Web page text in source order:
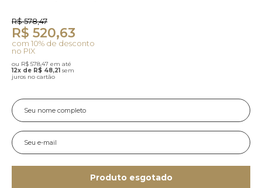
R$ 578,47
R$ 520,63
com 10% de desconto
no PIX
ou R$ 578,47 em até
12x de R$ 48,21 sem
juros no cartão
Produto esgotado